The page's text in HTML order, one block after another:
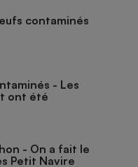
contaminés
- Les
ont été
- On a fait le
Petit Navire